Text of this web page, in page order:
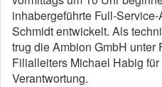
inhabergeführte Full-
Schmidt entwickelt. Als
trug die Ambion GmbH unter
Filialleiters Michael Habig
Verantwortung.